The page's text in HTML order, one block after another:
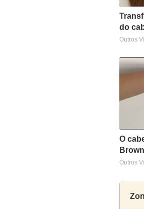
do
Outros
O
Outros